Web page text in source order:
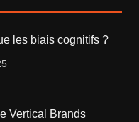
les biais cognitifs ?
Vertical Brands